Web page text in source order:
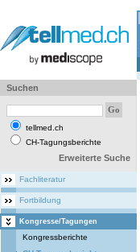
Suchen
tellmed.ch
CH-Tagungsberichte
Erweiterte Suche
Fachliteratur
Fortbildung
Kongresse/Tagungen
Kongressberichte